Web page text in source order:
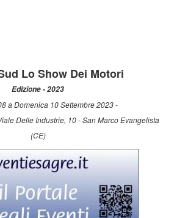
Lo Show Dei Motori
Edizione - 2023
a Domenica 10 Settembre 2023 -
Delle Industrie, 10 - San Marco Evangelista
(CE)